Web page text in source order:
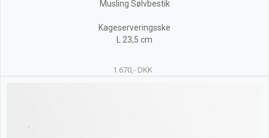
Musling Sølvbestik
Kageserveringsske
L 23,5 cm
1.670,- DKK